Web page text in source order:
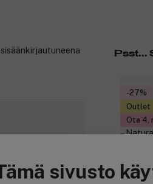
sivusto
Psst...
-27%
Outlet
Ota 4,